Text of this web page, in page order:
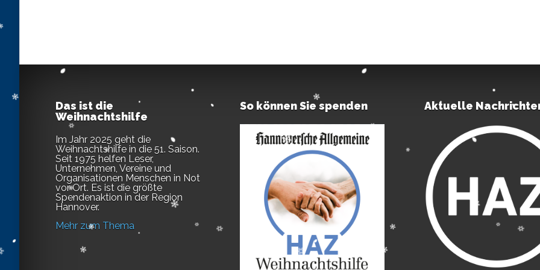
Das ist die
Weihnachtshilfe
Im Jahr 2025 geht die
Weihnachtshilfe in die 51. Saison.
Seit 1975 helfen Leser,
Unternehmen, Vereine und
Organisationen Menschen in Not
vor Ort. Es ist die größte
Spendenaktion in der Region
Hannover.
Mehr zum Thema
So können Sie spenden Aktuelle